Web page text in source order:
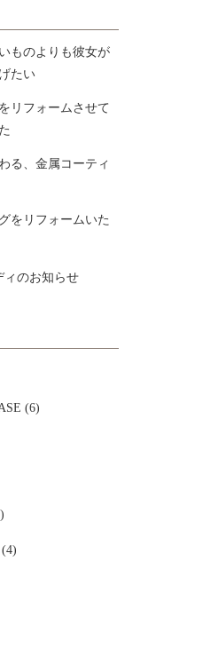
ものよりも彼女が
たい
リフォームさせて
る、金属コーティ
をリフォームいた
ィのお知らせ
(6)